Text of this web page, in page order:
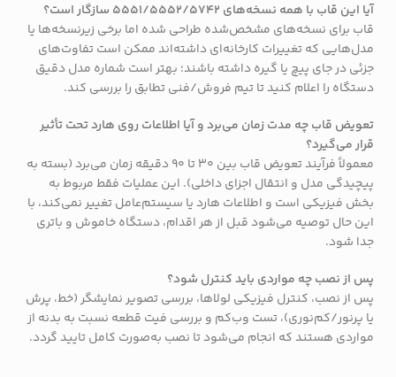
آیا این قاب با همه نسخه‌های 5551/5552/5742 سازگار است؟
قاب برای نسخه‌های مشخص‌شده طراحی شده اما برخی زیرنسخه‌ها یا
مدل‌هایی که تغییرات کارخانه‌ای داشته‌اند ممکن است تفاوت‌های
جزئی در جای پیچ یا گیره داشته باشند؛ بهتر است شماره مدل دقیق
دستگاه را اعلام کنید تا تیم فروش/فنی تطابق را بررسی کند.
تعویض قاب چه مدت زمان می‌برد و آیا اطلاعات روی هارد تحت تأثیر
قرار می‌گیرد؟
معمولاً فرآیند تعویض قاب بین 30 تا 90 دقیقه زمان می‌برد (بسته به
پیچیدگی مدل و انتقال اجزای داخلی). این عملیات فقط مربوط به
بخش فیزیکی است و اطلاعات هارد یا سیستم‌عامل تغییر نمی‌کند، با
این حال توصیه می‌شود قبل از هر اقدام، دستگاه خاموش و باتری
جدا شود.
پس از نصب چه مواردی باید کنترل شود؟
پس از نصب، کنترل فیزیکی لولاها، بررسی تصویر نمایشگر (خط، پرش
یا پرنور/کم‌نوری)، تست وب‌کم و بررسی فیت قطعه نسبت به بدنه از
مواردی هستند که انجام می‌شود تا نصب به‌صورت کامل تایید گردد.